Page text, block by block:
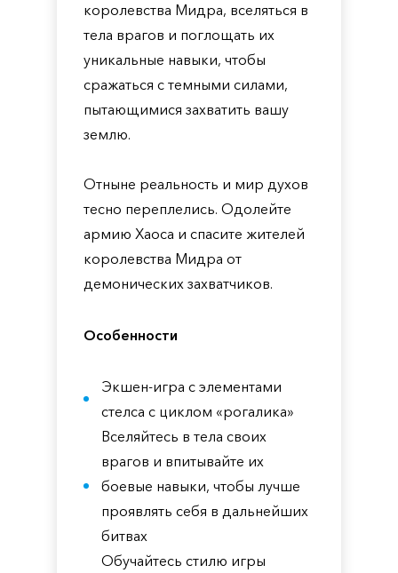
королевства Мидра, вселяться в
тела врагов и поглощать их
уникальные навыки, чтобы
сражаться с темными силами,
пытающимися захватить вашу
землю.
Отныне реальность и мир духов
тесно переплелись. Одолейте
армию Хаоса и спасите жителей
королевства Мидра от
демонических захватчиков.
Особенности
Экшен-игра с элементами
стелса с циклом «рогалика»
Вселяйтесь в тела своих
врагов и впитывайте их
боевые навыки, чтобы лучше
проявлять себя в дальнейших
битвах
Обучайтесь стилю игры